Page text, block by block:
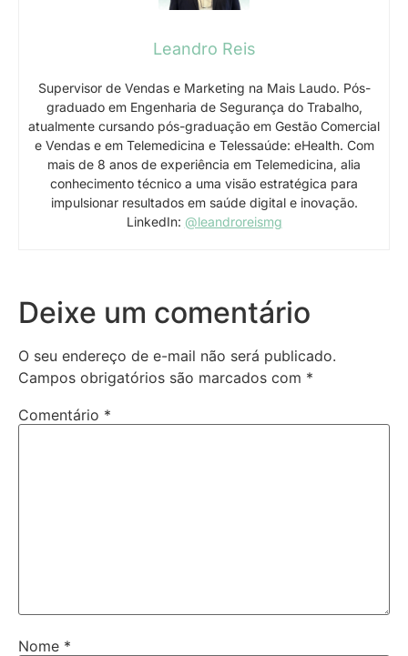
Leandro Reis
Supervisor de Vendas e Marketing na Mais Laudo. Pós-
graduado em Engenharia de Segurança do Trabalho,
atualmente cursando pós-graduação em Gestão Comercial
e Vendas e em Telemedicina e Telessaúde: eHealth. Com
mais de 8 anos de experiência em Telemedicina, alia
conhecimento técnico a uma visão estratégica para
impulsionar resultados em saúde digital e inovação.
LinkedIn: @leandroreismg
Deixe um comentário
O seu endereço de e-mail não será publicado.
Campos obrigatórios são marcados com *
Comentário *
Nome *